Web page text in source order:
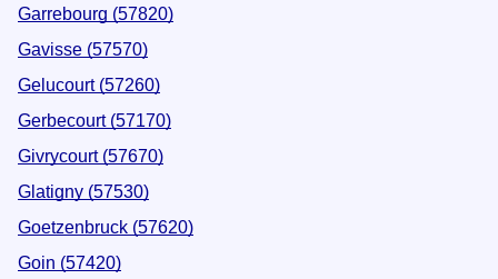
Garrebourg (57820)
Gavisse (57570)
Gelucourt (57260)
Gerbecourt (57170)
Givrycourt (57670)
Glatigny (57530)
Goetzenbruck (57620)
Goin (57420)